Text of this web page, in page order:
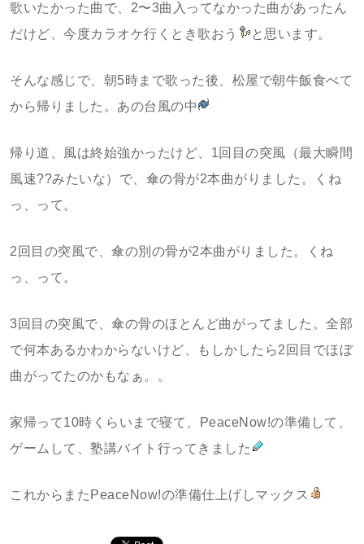
歌いたかった曲で、2〜3曲入ってなかった曲があったん
だけど、今度カラオケ行くとき歌おう
と思います。
そんな感じで、朝5時まで歌った後、松屋で朝牛飯食べて
から帰りました。あの台風の中
帰り道、風は終始強かったけど、1回目の突風（最大瞬間
風速??みたいな）で、傘の骨が2本曲がりました。くね
っ、って。
2回目の突風で、傘の別の骨が2本曲がりました。くね
っ、って。
3回目の突風で、傘の骨のほとんど曲がってました。全部
で何本あるかわからないけど、もしかしたら2回目でほぼ
曲がってたのかもなぁ。。
家帰って10時くらいまで寝て、PeaceNow!の準備して、
ゲームして、塾講バイト行ってきました
これからまたPeaceNow!の準備仕上げしマックス